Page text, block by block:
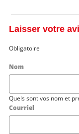
Laisser votre
Obligatoire
Nom
Quels sont vos nom et
Courriel